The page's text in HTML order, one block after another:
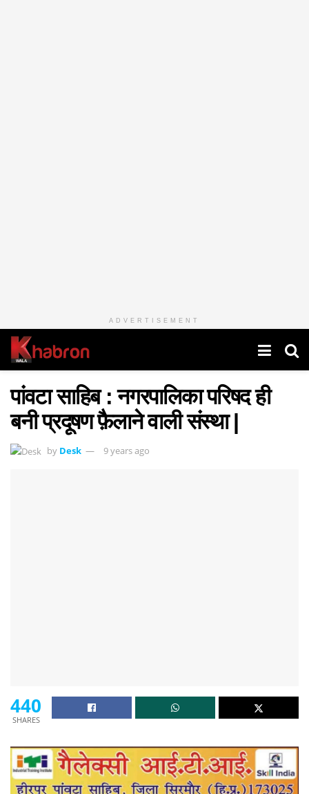
ADVERTISEMENT
पांवटा साहिब : नगरपालिका परिषद ही
बनी प्रदूषण फ़ैलाने वाली संस्था |
by Desk 9 years ago
440
SHARES